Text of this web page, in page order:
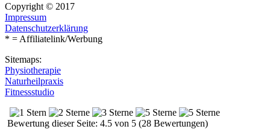
Copyright © 2017
Impressum
Datenschutzerklärung
* = Affiliatelink/Werbung
Sitemaps:
Physiotherapie
Naturheilpraxis
Fitnessstudio
Bewertung dieser Seite: 4.5 von 5 (28 Bewertungen)